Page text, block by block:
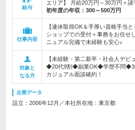
給与
エリア】 月給20万円～30万円＋諸
初年度の年収： 300～500万円
仕事内容
【連休取得OK＆手厚い資格手当
ショップでの受付＋事務をお任
ニュアル完備で未経験も安心♪
対象と
なる方
【未経験・第二新卒・社会人デ
◆20代9割◆副業OK◆学歴不問
カジュアル面談確約！
企業データ
設立：2006年12月／本社所在地：東京都